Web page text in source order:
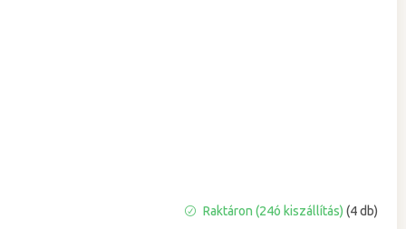
Raktáron (24ó kiszállítás)(4 db)